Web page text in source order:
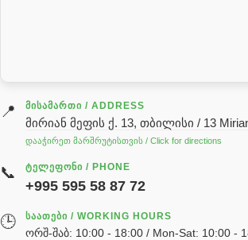
გადაცემათა კოლოფის ზეთი(
ძრავის ზეთი
ჰიდრავლიკის ზეთი
реек
სხადასხვა
📍 ᲛᲘᲡᲐᲛᲐᲠᲗᲘ / ADDRESS
მირიან მეფის ქ. 13, თბილისი / 13
დააჭირეთ მარშრუტისთვის / Click for directions
📞 ᲢᲔᲚᲔᲤᲝᲜᲘ / PHONE
+995 595 58 87 72
🕒 ᲡᲐᲐᲗᲔᲑᲘ / WORKING HOURS
ორშ-შაბ: 10:00 - 18:00 / Mon-Sat: 10:00 -